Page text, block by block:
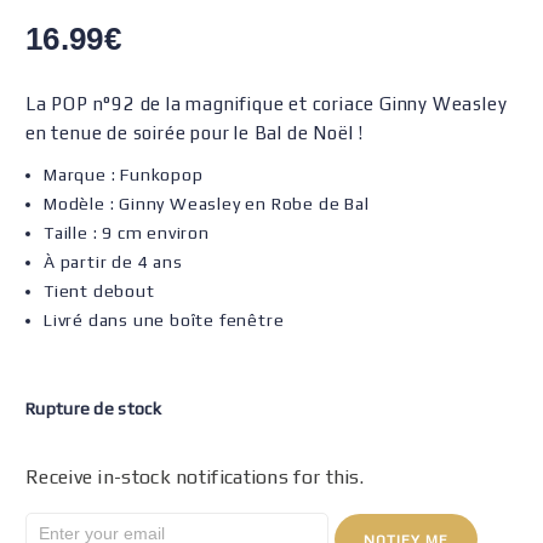
16.99€
La POP n°92 de la magnifique et coriace Ginny Weasley
en tenue de soirée pour le Bal de Noël !
Marque : Funkopop
Modèle : Ginny Weasley en Robe de Bal
Taille : 9 cm environ
À partir de 4 ans
Tient debout
Livré dans une boîte fenêtre
Rupture de stock
Receive in-stock notifications for this.